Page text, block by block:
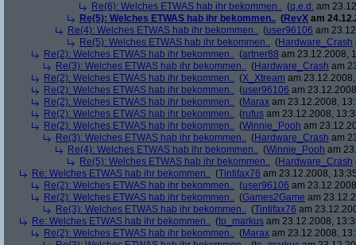
Re(6): Welches ETWAS hab ihr bekommen.. (q.e.d. am
Re(5): Welches ETWAS hab ihr bekommen.. (RevX am
Re(4): Welches ETWAS hab ihr bekommen.. (user96106 am
Re(5): Welches ETWAS hab ihr bekommen.. (Hardware_Crash
Re(2): Welches ETWAS hab ihr bekommen.. (artner88 am 23.12.2008,
Re(3): Welches ETWAS hab ihr bekommen.. (Hardware_Crash am
Re(2): Welches ETWAS hab ihr bekommen.. (X_Xtream am
Re(2): Welches ETWAS hab ihr bekommen.. (user96106 am
Re(2): Welches ETWAS hab ihr bekommen.. (Marax am 23.12.2008,
Re(2): Welches ETWAS hab ihr bekommen.. (rufus am 23.12.2008,
Re(2): Welches ETWAS hab ihr bekommen.. (Winnie_Pooh am
Re(3): Welches ETWAS hab ihr bekommen.. (Hardware_Crash am
Re(4): Welches ETWAS hab ihr bekommen.. (Winnie_Pooh am
Re(5): Welches ETWAS hab ihr bekommen.. (Hardware_Crash
Re: Welches ETWAS hab ihr bekommen.. (Tintifax76 am 23.12.2008,
Re(2): Welches ETWAS hab ihr bekommen.. (user96106 am
Re(2): Welches ETWAS hab ihr bekommen.. (Games2Game am
Re(3): Welches ETWAS hab ihr bekommen.. (Tintifax76 am
Re: Welches ETWAS hab ihr bekommen.. (to_markus am 23.12.2008,
Re(2): Welches ETWAS hab ihr bekommen.. (Marax am 23.12.2008,